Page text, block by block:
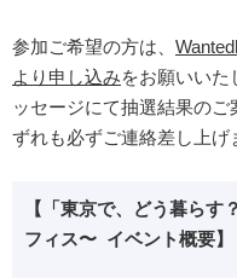
参加ご希望の方は、
より申し込みをお願いいた
ッセージにて抽選結果の
ずれも必ずご連絡差し上げ
【「東京で、どう暮らす
フィス〜 イベント概要】